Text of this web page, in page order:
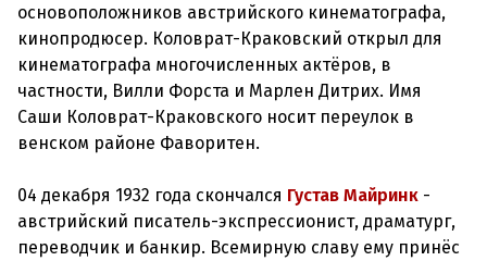
основоположников австрийского кинематографа,
кинопродюсер. Коловрат-Краковский открыл для
кинематографа многочисленных актёров, в
частности, Вилли Форста и Марлен Дитрих. Имя
Саши Коловрат-Краковского носит переулок в
венском районе Фаворитен.
04 декабря 1932 года скончался Густав Майринк -
австрийский писатель-экспрессионист, драматург,
переводчик и банкир. Всемирную славу ему принёс